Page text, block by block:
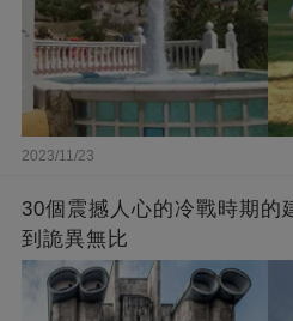
2023/11/23
30個震撼人心的冷戰時期的
到詭異無比